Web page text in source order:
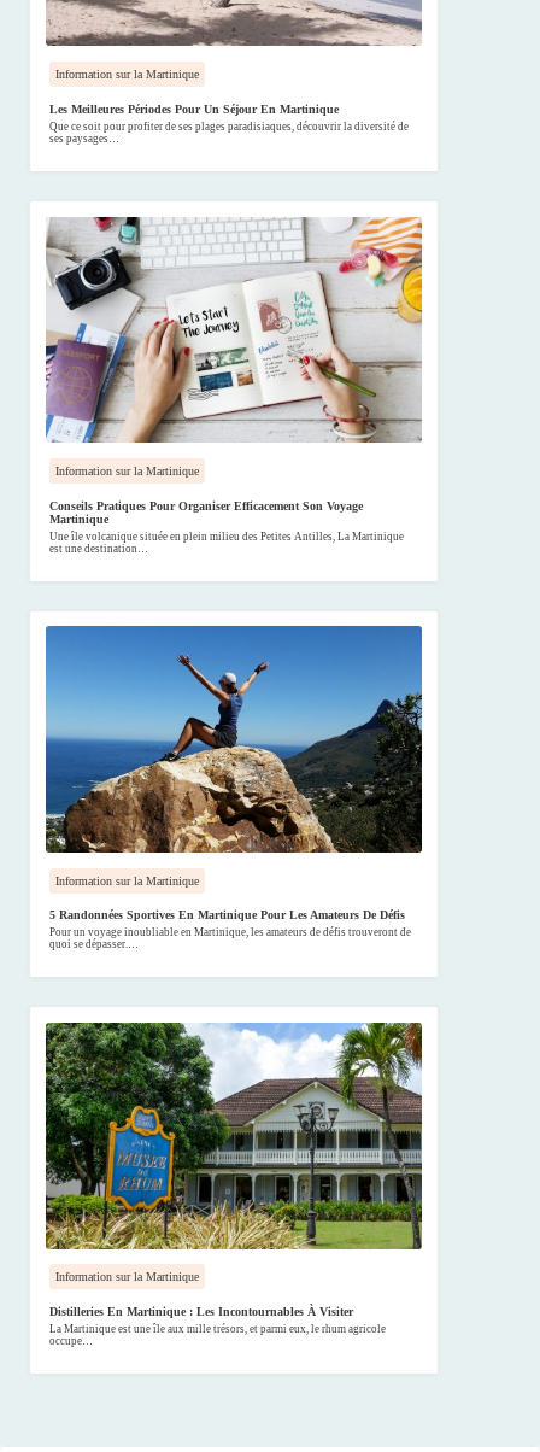
Information sur la Martinique
Les Meilleures Périodes Pour Un Séjour En Martinique
Que ce soit pour profiter de ses plages paradisiaques, découvrir la diversité de
ses paysages…
Information sur la Martinique
Conseils Pratiques Pour Organiser Efficacement Son Voyage
Martinique
Une île volcanique située en plein milieu des Petites Antilles, La Martinique
est une destination…
Information sur la Martinique
5 Randonnées Sportives En Martinique Pour Les Amateurs De Défis
Pour un voyage inoubliable en Martinique, les amateurs de défis trouveront de
quoi se dépasser.…
Information sur la Martinique
Distilleries En Martinique : Les Incontournables À Visiter
La Martinique est une île aux mille trésors, et parmi eux, le rhum agricole
occupe…